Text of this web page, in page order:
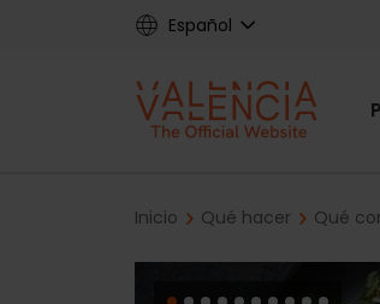
Español
Inicio Qué hacer Qué